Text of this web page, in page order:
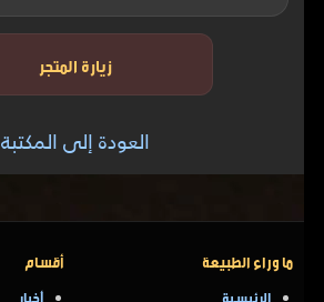
زيارة المتجر
العودة إلى المكتبة
ما وراء الطبيعة
الرئيسية
أقسام
أخبار